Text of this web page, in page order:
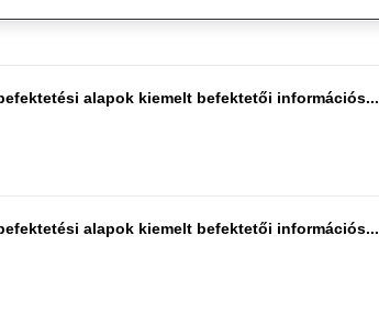
alapok kiemelt befektetői információs...
alapok kiemelt befektetői információs...